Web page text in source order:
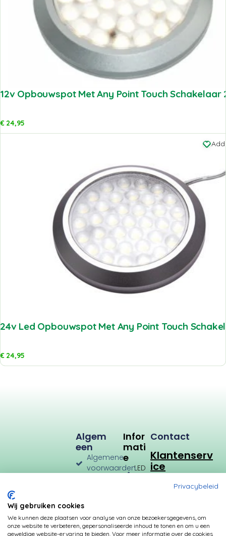
12v Opbouwspot Met Any Point Touch Schakelaar
€24,95
24v Led Opbouwspot Met Any Point Touch
€24,95
Infor
Mati
E
LED
Verbruik
Kleurtemperatuur
Algem
Een
Algemene
voorwaarden
Privacybeleid
Betalingsmogelijkheden
Contact
Klantenserv
ice
Privacybeleid
Wij gebruiken cookies
We kunnen deze plaatsen voor analyse van onze bezoekersgegevens, om
onze website te verbeteren, gepersonaliseerde inhoud te tonen en om u een
geweldige website-ervaring te bieden. Voor meer informatie over de cookies